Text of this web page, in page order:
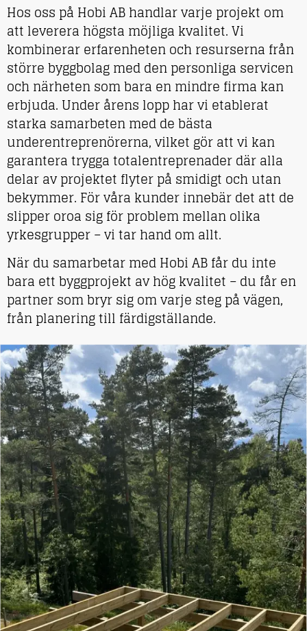
Hos oss på Hobi AB handlar varje projekt om
att leverera högsta möjliga kvalitet. Vi
kombinerar erfarenheten och resurserna från
större byggbolag med den personliga servicen
och närheten som bara en mindre firma kan
erbjuda. Under årens lopp har vi etablerat
starka samarbeten med de bästa
underentreprenörerna, vilket gör att vi kan
garantera trygga totalentreprenader där alla
delar av projektet flyter på smidigt och utan
bekymmer. För våra kunder innebär det att de
slipper oroa sig för problem mellan olika
yrkesgrupper – vi tar hand om allt.
När du samarbetar med Hobi AB får du inte
bara ett byggprojekt av hög kvalitet – du får en
partner som bryr sig om varje steg på vägen,
från planering till färdigställande.